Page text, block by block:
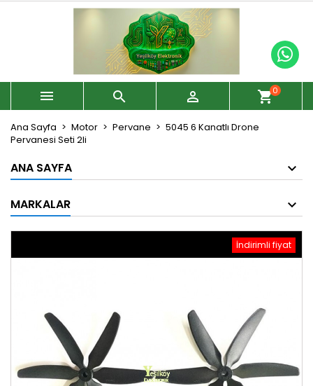
   shopping_cart0
Ana Sayfa Motor Pervane
5045 6 Kanatlı Drone
Pervanesi Seti 2li
ANA SAYFA
MARKALAR
İndirimli fiyat